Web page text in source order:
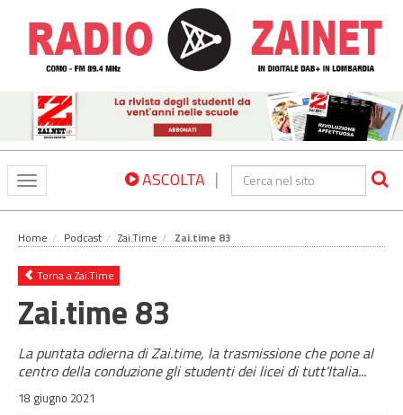
Toggle
navigation
ASCOLTA |
Home Podcast Zai.Time Zai.time 83
Torna a Zai.Time
Zai.time 83
La puntata odierna di Zai.time, la trasmissione che pone al
centro della conduzione gli studenti dei licei di tutt'Italia...
18 giugno 2021